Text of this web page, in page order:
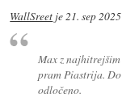
WallSreet je21. sep
Max z
pram Piastrija.
odločeno.